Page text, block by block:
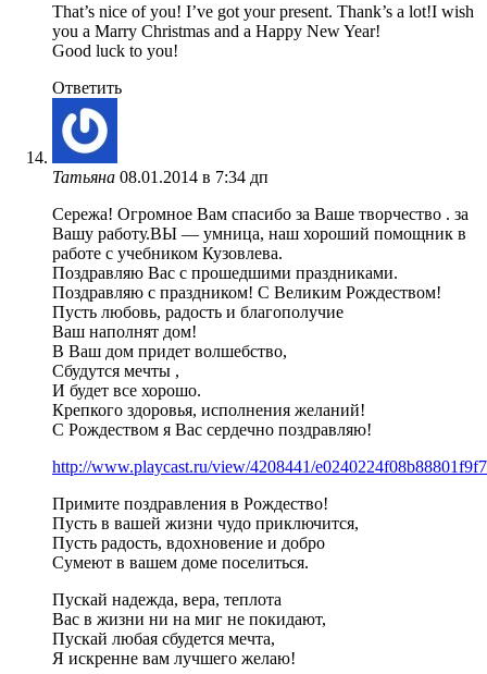
That’s nice of you! I’ve got your present. Thank’s a lot!I wish
you a Marry Christmas and a Happy New Year!
Good luck to you!
Ответить
Татьяна 08.01.2014 в 7:34 дп
Сережа! Огромное Вам спасибо за Ваше творчество . за
Вашу работу.ВЫ — умница, наш хороший помощник в
работе с учебником Кузовлева.
Поздравляю Вас с прошедшими праздниками.
Поздравляю с праздником! С Великим Рождеством!
Пусть любовь, радость и благополучие
Ваш наполнят дом!
В Ваш дом придет волшебство,
Сбудутся мечты ,
И будет все хорошо.
Крепкого здоровья, исполнения желаний!
С Рождеством я Вас сердечно поздравляю!
http://www.playcast.ru/view/4208441/
Примите поздравления в Рождество!
Пусть в вашей жизни чудо приключится,
Пусть радость, вдохновение и добро
Сумеют в вашем доме поселиться.
Пускай надежда, вера, теплота
Вас в жизни ни на миг не покидают,
Пускай любая сбудется мечта,
Я искренне вам лучшего желаю!